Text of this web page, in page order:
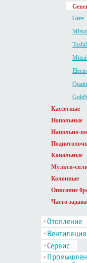
Gree
Кассетные
Напольные
Напольно-
Канальные
Мульти-
Колонные
Описание
Часто